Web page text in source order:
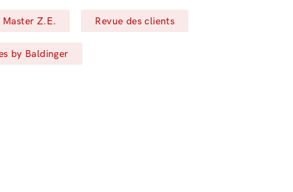
Master Z.E. Filter by
Revue des clients
by Baldinger